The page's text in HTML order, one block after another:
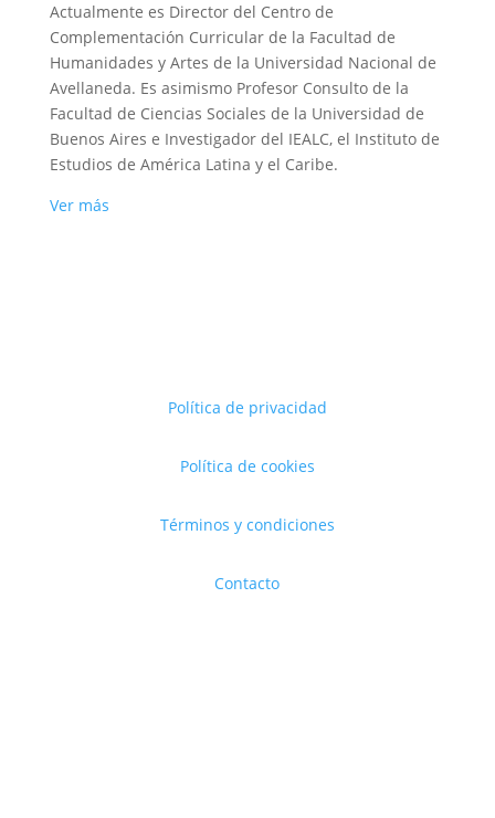
Actualmente es Director del Centro de
Complementación Curricular de la Facultad de
Humanidades y Artes de la Universidad Nacional de
Avellaneda. Es asimismo Profesor Consulto de la
Facultad de Ciencias Sociales de la Universidad de
Buenos Aires e Investigador del IEALC, el Instituto de
Estudios de América Latina y el Caribe.
Ver más
Política de privacidad
Política de cookies
Términos y condiciones
Contacto